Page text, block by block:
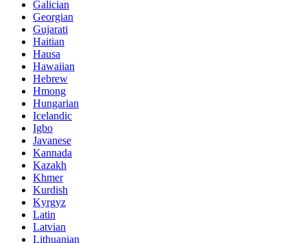
Galician
Georgian
Gujarati
Haitian
Hausa
Hawaiian
Hebrew
Hmong
Hungarian
Icelandic
Igbo
Javanese
Kannada
Kazakh
Khmer
Kurdish
Kyrgyz
Latin
Latvian
Lithuanian